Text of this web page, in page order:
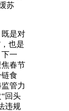
苏
是对
也是
一
春节
食
管力
回头
违规